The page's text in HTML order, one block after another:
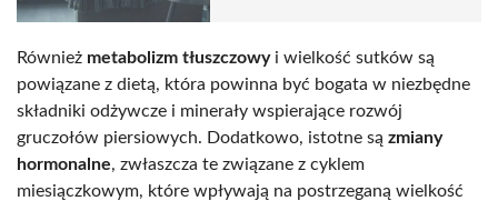
Również metabolizm tłuszczowyi wielkość sutków są
powiązane z dietą, która powinna być bogata w niezbędne
składniki odżywcze i minerały wspierające rozwój
gruczołów piersiowych. Dodatkowo, istotne są zmiany
hormonalne, zwłaszcza te związane z cyklem
miesiączkowym, które wpływają na postrzeganą wielkość